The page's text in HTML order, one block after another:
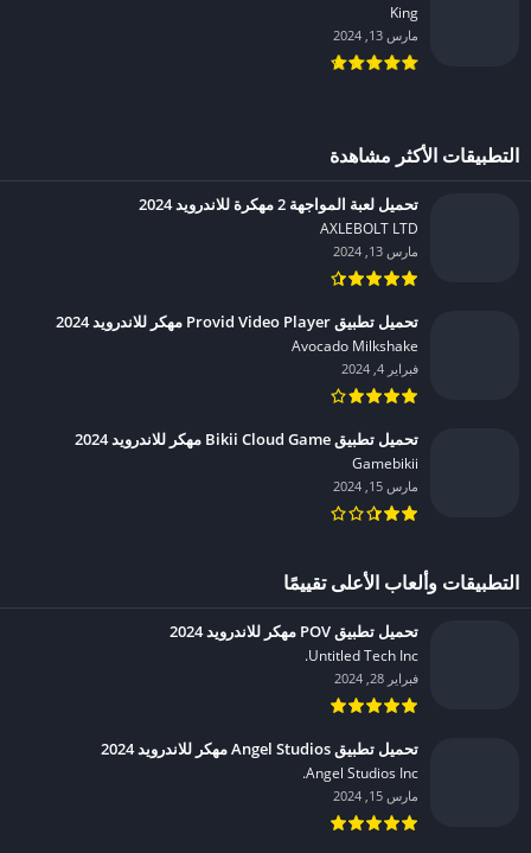
King‏
مارس 13, 2024
التطبيقات الأكثر مشاهدة
تحميل لعبة المواجهة 2 مهكرة للاندرويد 2024
AXLEBOLT LTD‏
مارس 13, 2024
تحميل تطبيق Provid Video Player مهكر للاندرويد 2024
Avocado Milkshake‏
فبراير 4, 2024
تحميل تطبيق Bikii Cloud Game مهكر للاندرويد 2024
Gamebikii‏
مارس 15, 2024
التطبيقات وألعاب الأعلى تقييمًا
تحميل تطبيق POV مهكر للاندرويد 2024
Untitled Tech Inc.‏
فبراير 28, 2024
تحميل تطبيق Angel Studios مهكر للاندرويد 2024
Angel Studios Inc.‏
مارس 15, 2024